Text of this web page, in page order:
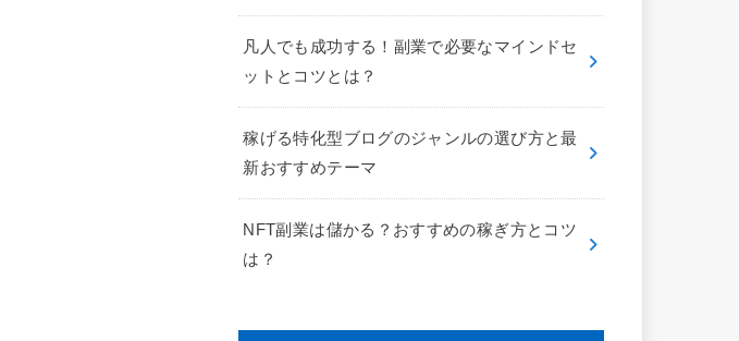
凡人でも成功する！副業で必要なマインドセ
ットとコツとは？
稼げる特化型ブログのジャンルの選び方と最
新おすすめテーマ
NFT副業は儲かる？おすすめの稼ぎ方とコツ
は？